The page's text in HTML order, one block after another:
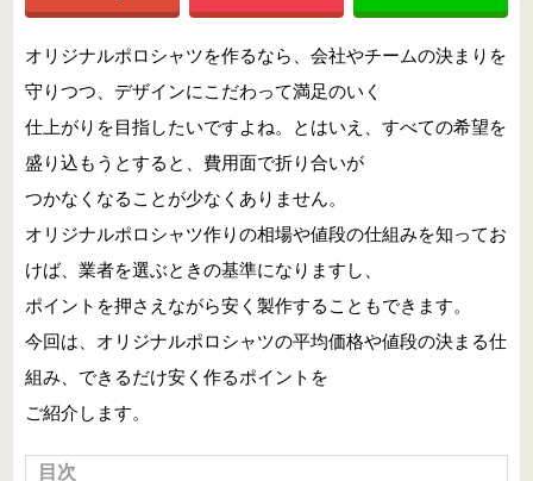
オリジナルポロシャツを作るなら、会社やチームの決まりを
守りつつ、デザインにこだわって満足のいく
仕上がりを目指したいですよね。とはいえ、すべての希望を
盛り込もうとすると、費用面で折り合いが
つかなくなることが少なくありません。
オリジナルポロシャツ作りの相場や値段の仕組みを知ってお
けば、業者を選ぶときの基準になりますし、
ポイントを押さえながら安く製作することもできます。
今回は、オリジナルポロシャツの平均価格や値段の決まる仕
組み、できるだけ安く作るポイントを
ご紹介します。
目次